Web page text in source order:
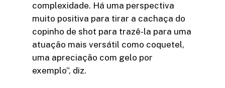
complexidade. Há uma perspectiva
muito positiva para tirar a cachaça do
copinho de shot para trazê-la para uma
atuação mais versátil como coquetel,
uma apreciação com gelo por
exemplo”, diz.